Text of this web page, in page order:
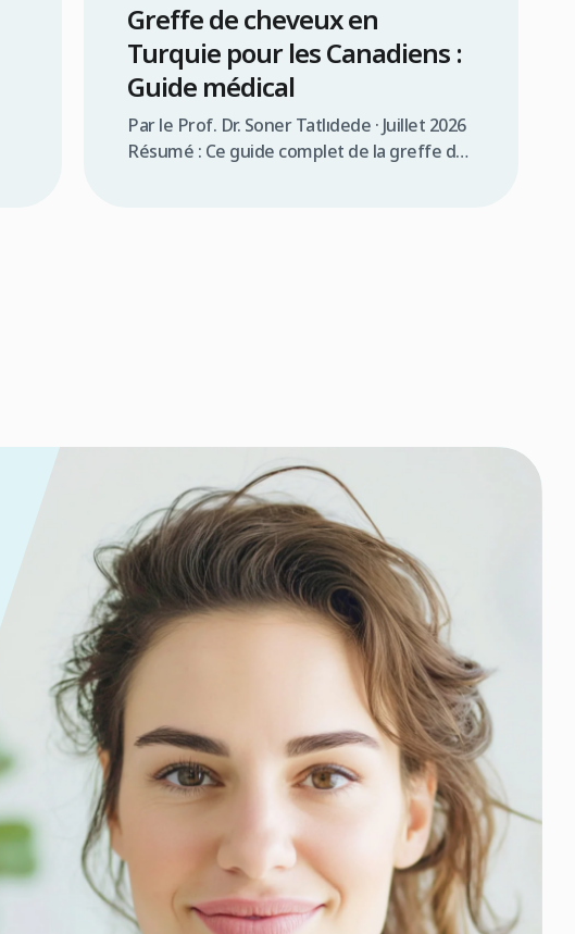
Greffe de cheveux en
Turquie pour les Canadiens :
Guide médical
Par le Prof. Dr. Soner Tatlıdede · Juillet 2026
Résumé : Ce guide complet de la greffe de